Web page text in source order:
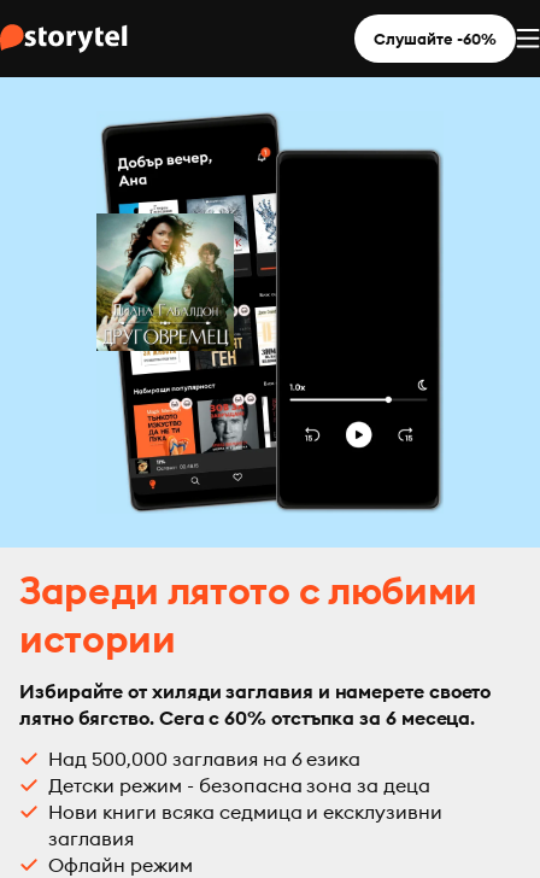
Слушайте -60%
Зареди лятото с любими
истории
Избирайте от хиляди заглавия и намерете своето
лятно бягство. Сега с 60% отстъпка за 6 месеца.
Над 500,000 заглавия на 6 езика
Детски режим - безопасна зона за деца
Нови книги всяка седмица и ексклузивни
заглавия
Офлайн режим